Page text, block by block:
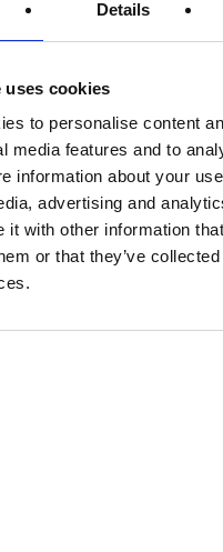
Details
uses cookies
to personalise content
media features and to
information about your
advertising and
it with other information
or that they’ve
報セキュリティ・リスクを日常
的にモニターする
日の報告です。ホームオフ
キュリティ対策を急ぐ企
リスクがあるのかを改め
[yuryowaku] 有料会員に
か